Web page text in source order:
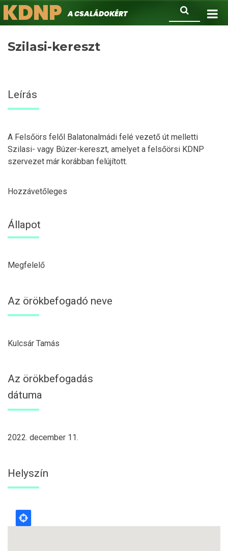
Ugrás
a
Keresés
KDNPA családokért.
Szilasi-kereszt
Leírás
A Felsőörs felől Balatonalmádi felé vezető út melletti
Szilasi- vagy Búzer-kereszt, amelyet a felsőörsi KDNP
szervezet már korábban felújított.
Hozzávetőleges
Állapot
Megfelelő
Az örökbefogadó neve
Kulcsár Tamás
Az örökbefogadás
dátuma
2022. december 11.
Helyszín